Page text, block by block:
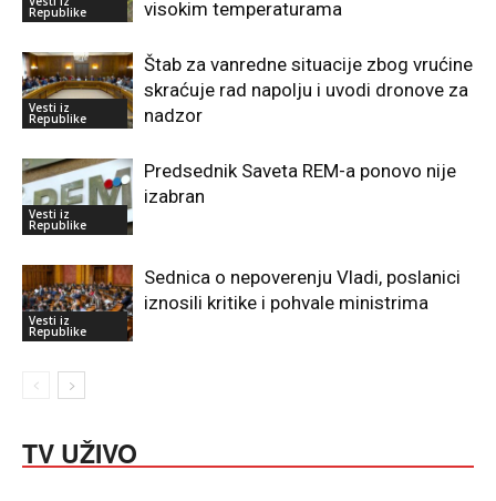
Republike
visokim temperaturama
Vesti iz
Republike
Štab za vanredne situacije zbog vrućine
skraćuje rad napolju i uvodi dronove za
nadzor
Vesti iz
Republike
Predsednik Saveta REM-a ponovo nije
izabran
Vesti iz
Republike
Sednica o nepoverenju Vladi, poslanici
iznosili kritike i pohvale ministrima
TV UŽIVO